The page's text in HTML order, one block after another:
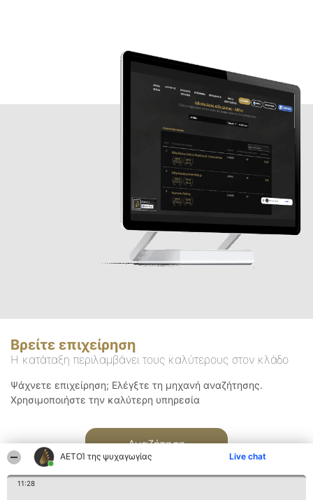
ΑΕΤΟΊ της ψυχαγωγίας Live chat
11:28
Βρείτε επιχείρηση
Η κατάταξη περιλαμβάνει τους καλύτερους στον κλάδο
Ψάχνετε επιχείρηση; Ελέγξτε τη μηχανή αναζήτησης.
Χρησιμοποιήστε την καλύτερη υπηρεσία
Αναζήτηση